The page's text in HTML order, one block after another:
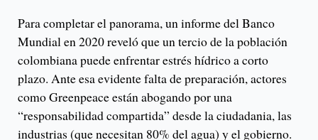
Para completar el panorama, un informe del Banco
Mundial en 2020 reveló que un tercio de la población
colombiana puede enfrentar estrés hídrico a corto
plazo. Ante esa evidente falta de preparación, actores
como Greenpeace están abogando por una
“responsabilidad compartida” desde la ciudadania, las
industrias (que necesitan 80% del agua) y el gobierno.